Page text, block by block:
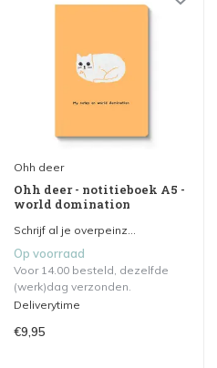
Ohh deer
Ohh deer - notitieboek A5 -
world domination
Schrijf al je overpeinz...
Op voorraad
Voor 14.00 besteld, dezelfde
(werk)dag verzonden.
Deliverytime
€9,95